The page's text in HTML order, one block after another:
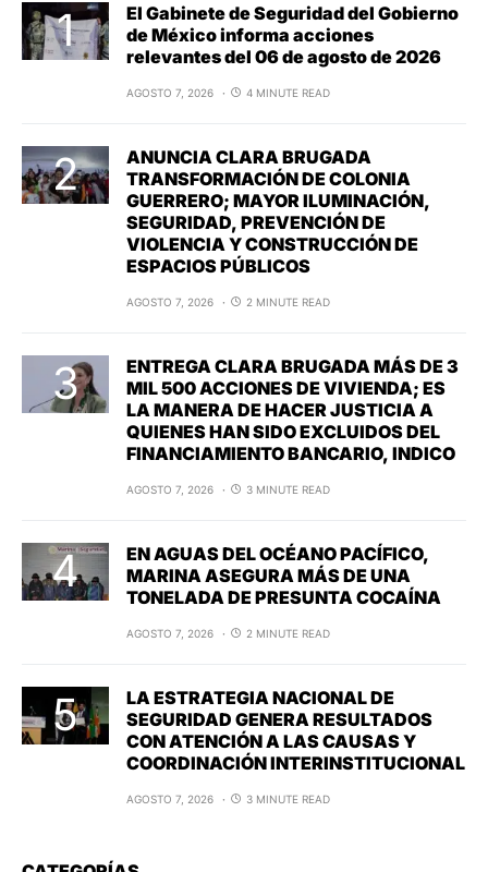
El Gabinete de Seguridad del Gobierno
de México informa acciones
relevantes del 06 de agosto de 2026
AGOSTO 7, 2026 4 MINUTE READ
ANUNCIA CLARA BRUGADA
TRANSFORMACIÓN DE COLONIA
GUERRERO; MAYOR ILUMINACIÓN,
SEGURIDAD, PREVENCIÓN DE
VIOLENCIA Y CONSTRUCCIÓN DE
ESPACIOS PÚBLICOS
AGOSTO 7, 2026 2 MINUTE READ
ENTREGA CLARA BRUGADA MÁS DE 3
MIL 500 ACCIONES DE VIVIENDA; ES
LA MANERA DE HACER JUSTICIA A
QUIENES HAN SIDO EXCLUIDOS DEL
FINANCIAMIENTO BANCARIO, INDICO
AGOSTO 7, 2026 3 MINUTE READ
EN AGUAS DEL OCÉANO PACÍFICO,
MARINA ASEGURA MÁS DE UNA
TONELADA DE PRESUNTA COCAÍNA
AGOSTO 7, 2026 2 MINUTE READ
LA ESTRATEGIA NACIONAL DE
SEGURIDAD GENERA RESULTADOS
CON ATENCIÓN A LAS CAUSAS Y
COORDINACIÓN INTERINSTITUCIONAL
AGOSTO 7, 2026 3 MINUTE READ